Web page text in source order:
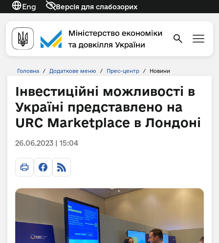
Eng Версія для слабозорих
Головна / Додаткове меню / Прес-центр / Новини
Інвестиційні можливості в
Україні представлено на
URC Marketplace в Лондоні
26.06.2023 | 15:04